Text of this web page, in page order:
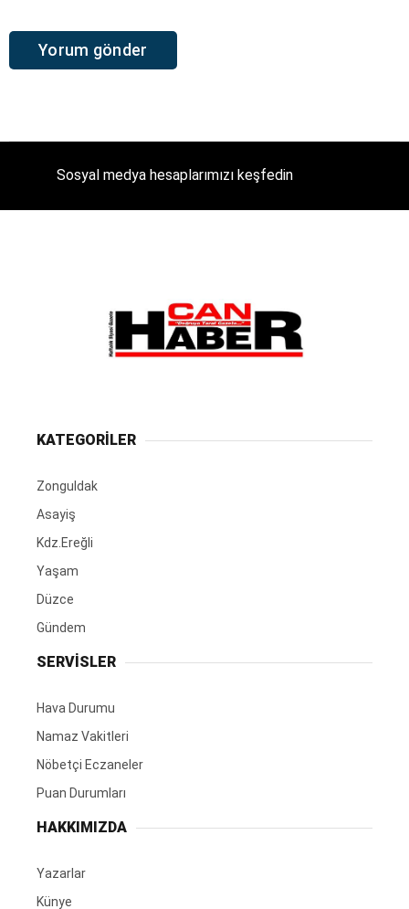
Sosyal medya hesaplarımızı keşfedin
KATEGORİLER
Zonguldak
Asayiş
Kdz.Ereğli
Yaşam
Düzce
Gündem
SERVİSLER
Hava Durumu
Namaz Vakitleri
Nöbetçi Eczaneler
Puan Durumları
HAKKIMIZDA
Yazarlar
Künye